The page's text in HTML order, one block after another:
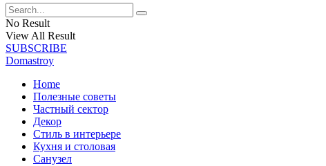
No Result
View All Result
SUBSCRIBE
Domastroy
Home
Полезные советы
Частный сектор
Декор
Стиль в интерьере
Кухня и столовая
Санузел